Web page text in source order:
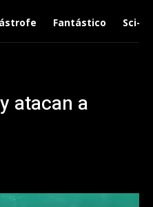
Fantástico Sci-Fi
atacan a